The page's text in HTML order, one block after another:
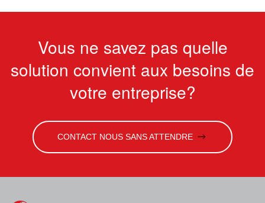
Vous ne savez pas quelle
solution convient aux besoins de
votre entreprise?
CONTACT NOUS SANS ATTENDRE